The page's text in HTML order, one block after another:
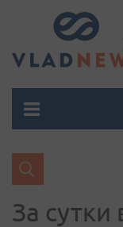
За сутки